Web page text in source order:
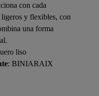
con cada
ligeros y flexibles, con
una forma
liso
: BINIARAIX